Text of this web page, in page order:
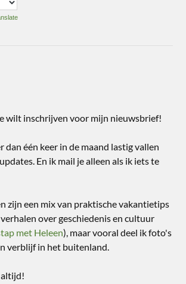
wilt inschrijven voor mijn nieuwsbrief!
dan één keer in de maand lastig vallen
En ik mail je alleen als ik iets te
zijn een mix van praktische vakantietips
over geschiedenis en cultuur
met Heleen), maar vooral deel ik foto's
verblijf in het buitenland.